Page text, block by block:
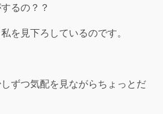
るの？？
を見下ろしているのです。
ずつ気配を見ながらちょっとだ